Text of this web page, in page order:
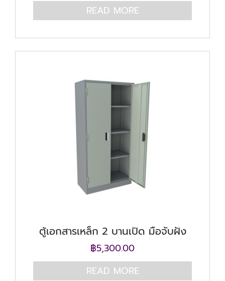
READ MORE
ตู้เอกสารเหล็ก 2 บานเปิด มือจับฝัง
฿5,300.00
READ MORE